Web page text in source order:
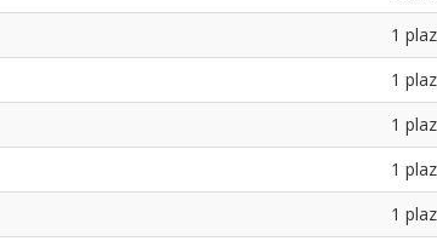
1
1
1
1
1